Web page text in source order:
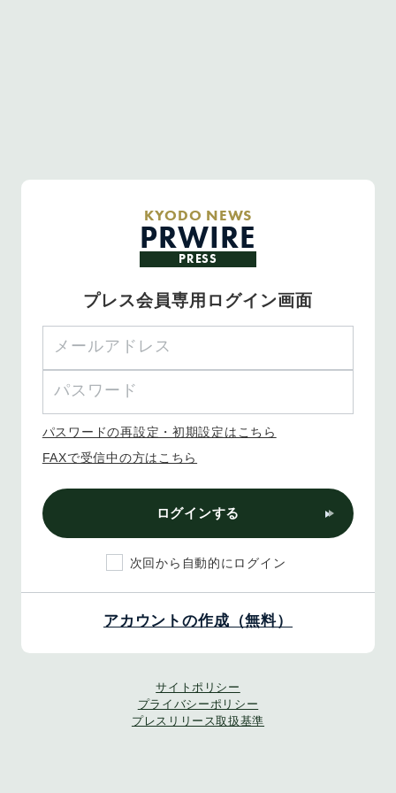
KYODO NEWS
PRWIRE
PRESS
プレス会員専用ログイン画面
パスワードの再設定・初期設定はこちら
FAXで受信中の方はこちら
ログインする
次回から自動的にログイン
アカウントの作成（無料）
サイトポリシー
プライバシーポリシー
プレスリリース取扱基準